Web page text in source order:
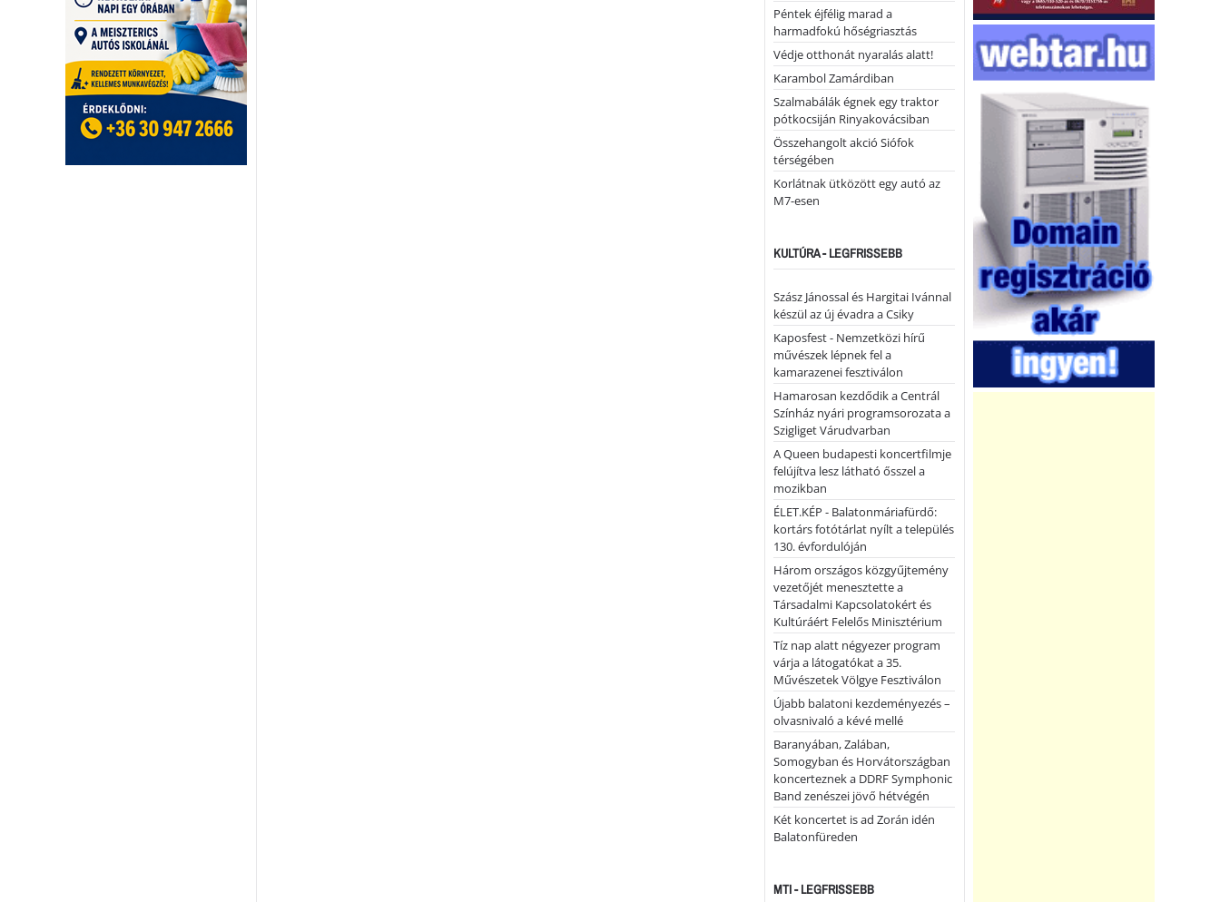
Péntek éjfélig marad a
harmadfokú hőségriasztás
Védje otthonát nyaralás alatt!
Karambol Zamárdiban
Szalmabálák égnek egy traktor
pótkocsiján Rinyakovácsiban
Összehangolt akció Siófok
térségében
Korlátnak ütközött egy autó az
M7-esen
KULTÚRA - LEGFRISSEBB
Szász Jánossal és Hargitai Ivánnal
készül az új évadra a Csiky
Kaposfest - Nemzetközi hírű
művészek lépnek fel a
kamarazenei fesztiválon
Hamarosan kezdődik a Centrál
Színház nyári programsorozata a
Szigliget Várudvarban
A Queen budapesti koncertfilmje
felújítva lesz látható ősszel a
mozikban
ÉLET.KÉP - Balatonmáriafürdő:
kortárs fotótárlat nyílt a település
130. évfordulóján
Három országos közgyűjtemény
vezetőjét menesztette a
Társadalmi Kapcsolatokért és
Kultúráért Felelős Minisztérium
Tíz nap alatt négyezer program
várja a látogatókat a 35.
Művészetek Völgye Fesztiválon
Újabb balatoni kezdeményezés –
olvasnivaló a kévé mellé
Baranyában, Zalában,
Somogyban és Horvátországban
koncerteznek a DDRF Symphonic
Band zenészei jövő hétvégén
Két koncertet is ad Zorán idén
Balatonfüreden
MTI - LEGFRISSEBB